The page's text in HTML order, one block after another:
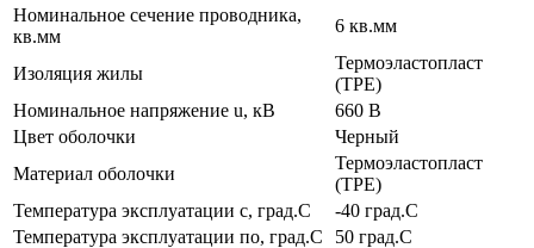
Номинальное сечение проводника,
кв.мм
6 кв.мм
Изоляция жилы
Термоэластопласт
(TPE)
Номинальное напряжение u, кВ
660 В
Цвет оболочки
Черный
Материал оболочки
Термоэластопласт
(TPE)
Температура эксплуатации с, град.C
-40 град.C
Температура эксплуатации по, град.C
50 град.C